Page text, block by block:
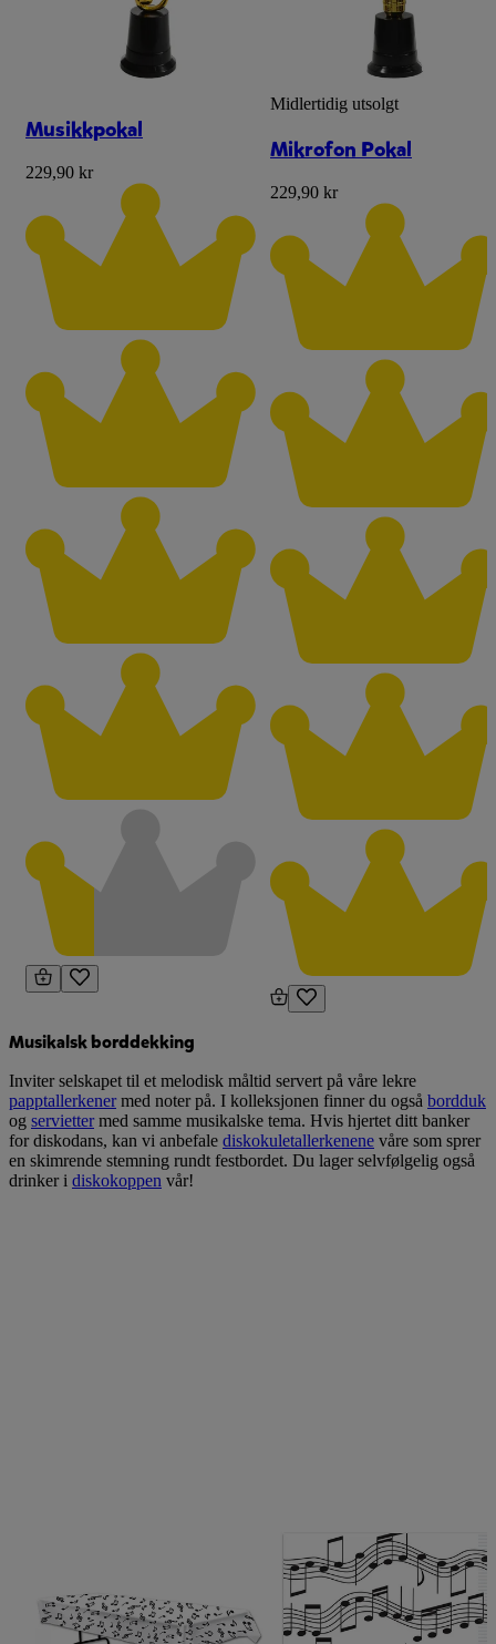
Musikkpokal
229,90 kr
Midlertidig utsolgt
Mikrofon Pokal
229,90 kr
Musikalsk borddekking
Inviter selskapet til et melodisk måltid servert på våre lekre
papptallerkenermed noter på. I kolleksjonen finner du også bordduk
og serviettermed samme musikalske tema. Hvis hjertet ditt banker
for diskodans, kan vi anbefale diskokuletallerkenene våre som sprer
en skimrende stemning rundt festbordet. Du lager selvfølgelig også
drinker i diskokoppen vår!